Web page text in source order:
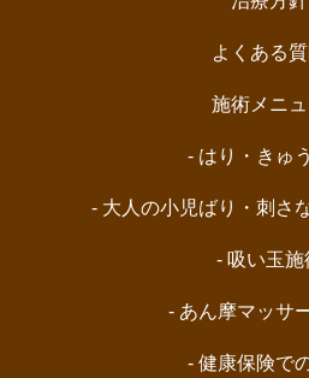
よくある
施術メニ
- はり・きゅ
- 大人の小児ばり・刺さ
- 吸い玉施
- あん摩マッサ
- 健康保険で